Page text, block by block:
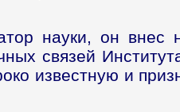
науки, он внес
связей
известную и